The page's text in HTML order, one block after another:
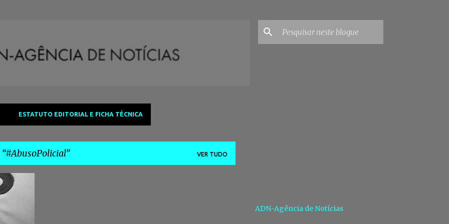
ESTATUTO EDITORIAL E FICHA TÉCNICA
#AbusoPolicial VER TUDO
ADN-Agência de Notícias